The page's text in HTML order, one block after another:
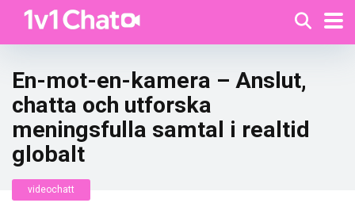
En-mot-en-kamera – Anslut,
chatta och utforska
meningsfulla samtal i realtid
globalt
videochatt